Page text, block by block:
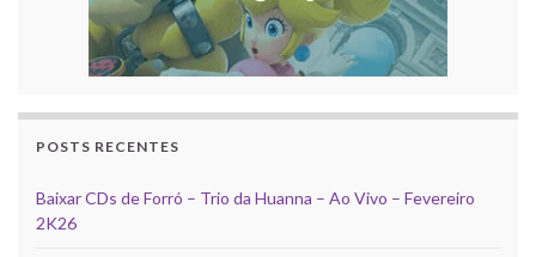
POSTS RECENTES
Baixar CDs de Forró – Trio da Huanna – Ao Vivo – Fevereiro
2K26